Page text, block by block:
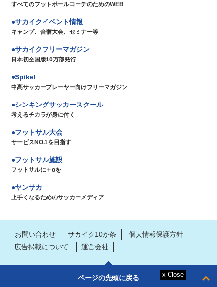
すべてのフットボールコーチのためのWEB
サカイクイベント情報
キャンプ、合宿大会、セミナー等
サカイクフリーマガジン
日本初全国版10万部発行
Spike!
中高サッカープレーヤー向けフリーマガジン
シンキングサッカースクール
考えるチカラが身に付く
フットサル大会
サービスNO.1を目指す
フットサル施設
フットサルに＋αを
ヤンサカ
上手くなるためのサッカーメディア
お問い合わせ サカイク10か条
個人情報保護方針
広告掲載について
運営会社
ページの先頭に戻る